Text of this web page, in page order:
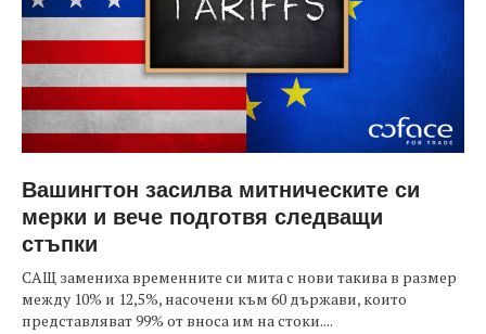
Вашингтон засилва митническите си
мерки и вече подготвя следващи
стъпки
САЩ замениха временните си мита с нови такива в размер
между 10% и 12,5%, насочени към 60 държави, които
представляват 99% от вноса им на стоки....